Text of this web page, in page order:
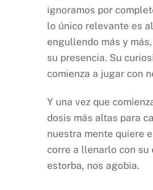
ignoramos por
lo único relevante es
engullendo más y
su presencia. Su
comienza a jugar con
Y una vez que
dosis más altas para
nuestra mente quiere
corre a llenarlo con su
estorba, nos agobia.